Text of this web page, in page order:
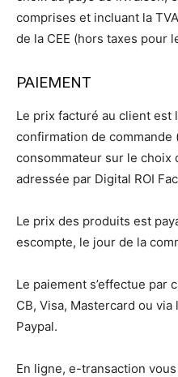
comprises et incluant la
de la CEE (hors taxes pour
PAIEMENT
Le prix facturé au client est
confirmation de commande
consommateur sur le choix
adressée par Digital ROI
Le prix des produits est
escompte, le jour de la
Le paiement s’effectue par
CB, Visa, Mastercard ou
Paypal.
En ligne, e-transaction